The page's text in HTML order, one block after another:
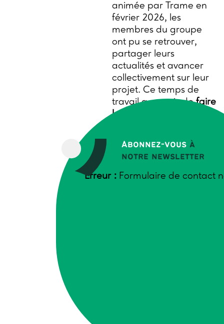
Abonnez-vous à
notre newsletter
Erreur : Formulaire de contact
animée par Trame en
février 2026, les
membres du groupe
ont pu se retrouver,
partager leurs
actualités et avancer
collectivement sur leur
projet. Ce temps de
travail a permis defaire
le bilan des actions
projeter sur l’avenir à
court et moyen termes